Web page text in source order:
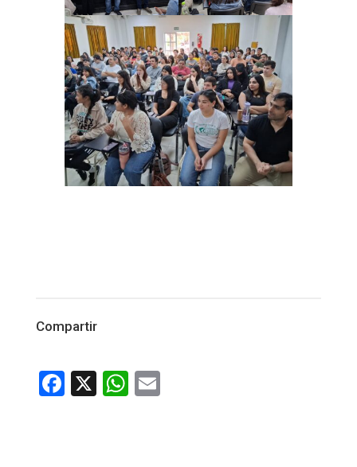
Compartir
Facebook
X WhatsApp
Email